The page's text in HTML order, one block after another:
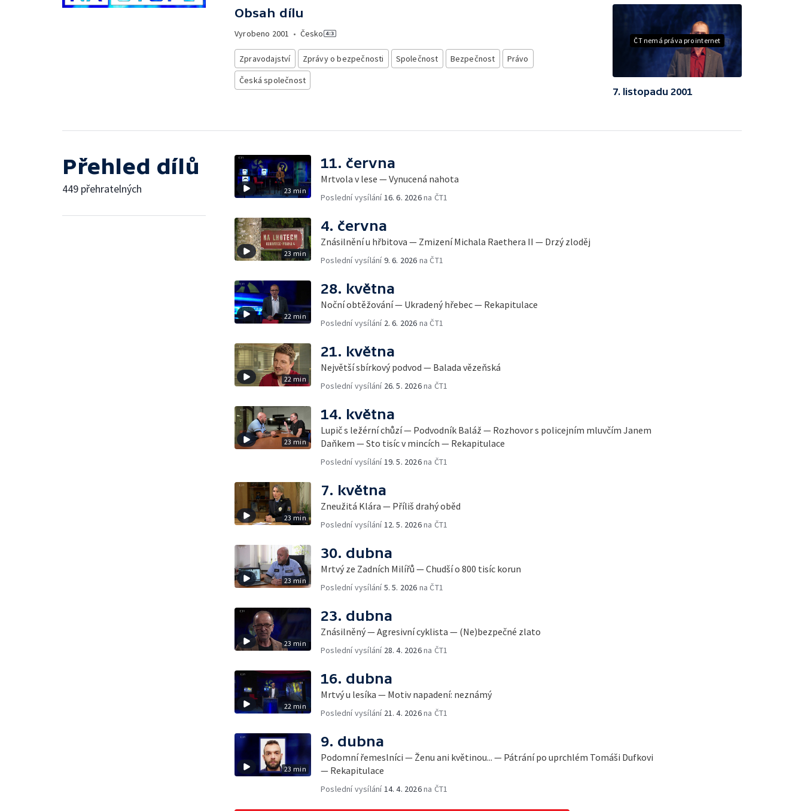
Obsah dílu
Vyrobeno 2001 • Česko
Zpravodajství Zprávy o bezpečnosti Společnost Bezpečnost
Právo
Česká společnost
ČT nemá práva pro internet
7. listopadu 2001
Přehled dílů
449 přehratelných 23 min
11. června
Mrtvola v lese — Vynucená nahota
Poslední vysílání 16. 6. 2026na ČT1
23 min
4. června
Znásilnění u hřbitova — Zmizení Michala Raethera II — Drzý zloděj
Poslední vysílání9. 6. 2026 na ČT1
22 min
28. května
Noční obtěžování — Ukradený hřebec — Rekapitulace
Poslední vysílání 2. 6. 2026 na ČT1
22 min
21. května
Největší sbírkový podvod — Balada vězeňská
Poslední vysílání 26. 5. 2026na ČT1
23 min
14. května
Lupič s ležérní chůzí — Podvodník Baláž — Rozhovor s policejním mluvčím Janem
Daňkem — Sto tisíc v mincích — Rekapitulace
Poslední vysílání 19. 5. 2026na ČT1
23 min
7. května
Zneužitá Klára — Příliš drahý oběd
Poslední vysílání 12. 5. 2026na ČT1
23 min
30. dubna
Mrtvý ze Zadních Milířů — Chudší o 800 tisíc korun
Poslední vysílání5. 5. 2026 na ČT1
23 min
23. dubna
Znásilněný — Agresivní cyklista — (Ne)bezpečné zlato
Poslední vysílání 28. 4. 2026na ČT1
22 min
16. dubna
Mrtvý u lesíka — Motiv napadení: neznámý
Poslední vysílání 21. 4. 2026na ČT1
23 min
9. dubna
Podomní řemeslníci — Ženu ani květinou... — Pátrání po uprchlém Tomáši Dufkovi
— Rekapitulace
Poslední vysílání 14. 4. 2026na ČT1